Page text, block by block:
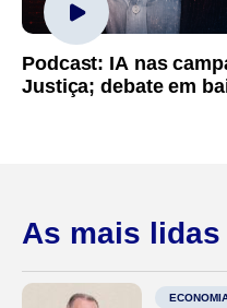
Podcast: IA nas
Justiça; debate em
As mais lidas